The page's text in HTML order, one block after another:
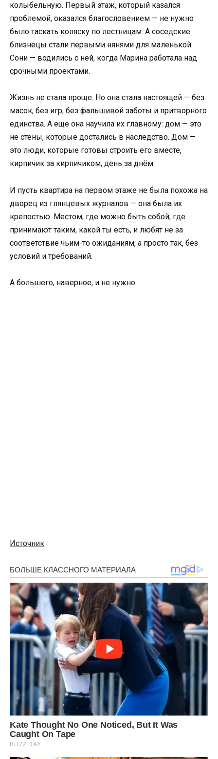
колыбельную. Первый этаж, который казался
проблемой, оказался благословением — не нужно
было таскать коляску по лестницам. А соседские
близнецы стали первыми нянями для маленькой
Сони — водились с ней, когда Марина работала над
срочными проектами.
Жизнь не стала проще. Но она стала настоящей — без
масок, без игр, без фальшивой заботы и притворного
единства. А ещё она научила их главному: дом — это
не стены, которые достались в наследство. Дом —
это люди, которые готовы строить его вместе,
кирпичик за кирпичиком, день за днём.
И пусть квартира на первом этаже не была похожа на
дворец из глянцевых журналов — она была их
крепостью. Местом, где можно быть собой, где
принимают таким, какой ты есть, и любят не за
соответствие чьим-то ожиданиям, а просто так, без
условий и требований.
А большего, наверное, и не нужно.
Источник